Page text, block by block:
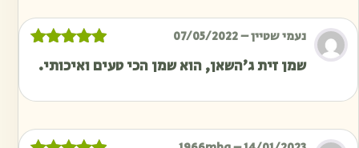
5
נעמי שטיין–
07/05/2022
שמן זית ג’השאן, הוא שמן הכי טעים ואיכותי.